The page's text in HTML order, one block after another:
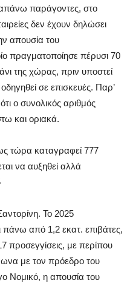
παράγοντες, στο
δεν έχουν δηλώσει
απουσία του
πραγματοποίησε πέρυσι 70
της χώρας, πριν υποστεί
σε επισκευές. Παρ’
ο συνολικός αριθμός
και οριακά.
τώρα καταγραφεί 777
να αυξηθεί αλλά
Το 2025
πάνω από 1,2 εκατ. επιβάτες,
προσεγγίσεις, με περίπου
με τον πρόεδρο του
Νομικό, η απουσία του